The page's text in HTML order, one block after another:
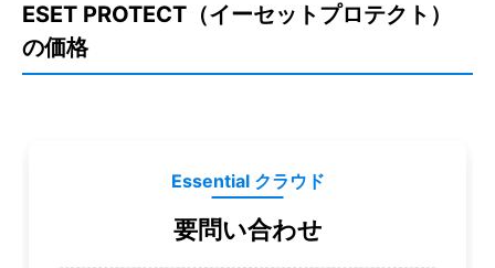
ESET PROTECT（イーセットプロテクト）
の価格
Essential クラウド
要問い合わせ